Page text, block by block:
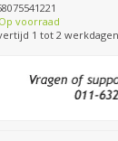
voorraad
1 tot 2 werkdagen